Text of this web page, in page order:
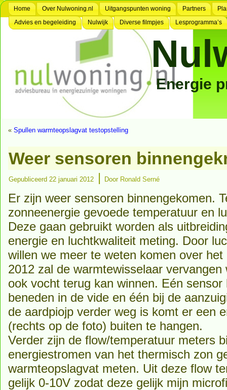
Home Over Nulwoning.nl Uitgangspunten woning Partners
Advies en begeleiding
Nulwijk Diverse filmpjes Lesprogramma’s
Energie
« Spullen warmteopslagvat testopstelling
Weer sensoren
Gepubliceerd 22 januari 2012 | Door Ronald Serné
Er zijn weer sensoren binnengekomen.
zonneenergie gevoede temperatuur en
Deze gaan gebruikt worden als
energie en luchtkwaliteit meting. Door
willen we meer te weten komen over
2012 zal de warmtewisselaar
ook vocht terug kan winnen. Eén
beneden in de vide en één bij de
de aardpiojp verder weg is komt er een
(rechts op de foto) buiten te hangen.
Verder zijn de flow/temperatuur meters
energiestromen van het thermisch zon
warmteopslagvat meten. Uit deze flow
gelijk 0-10V zodat deze gelijk mijn